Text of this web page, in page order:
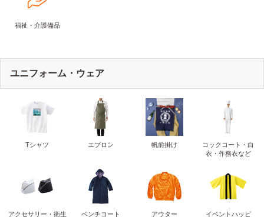
福祉・介護備品
ユニフォーム・ウェア
Tシャツ エプロン 帆前掛け
コックコート・白
衣・作務衣など
アクセサリー・衛生 ベンチコート アウター イベントハッピ